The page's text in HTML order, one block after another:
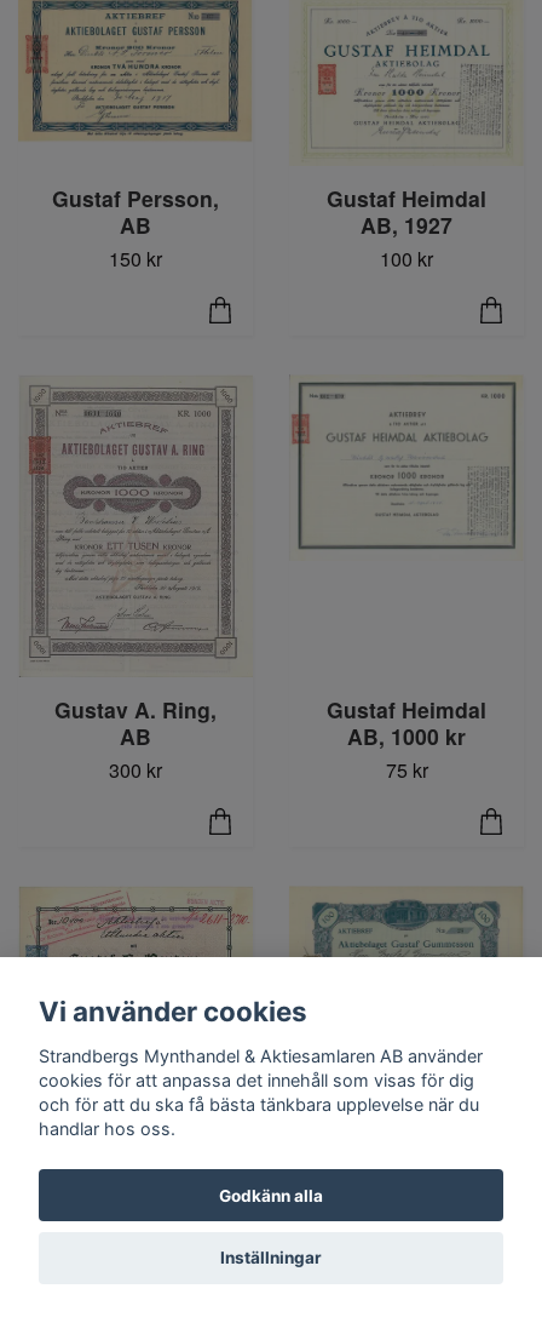
Gustaf Persson,
AB
150 kr
Gustaf Heimdal
AB, 1927
100 kr
Gustav A. Ring,
AB
300 kr
Gustaf Heimdal
AB, 1000 kr
75 kr
Gustaf E. Reuters
Gustaf
Vi använder cookies
Strandbergs Mynthandel & Aktiesamlaren AB använder
cookies för att anpassa det innehåll som visas för dig
och för att du ska få bästa tänkbara upplevelse när du
handlar hos oss.
Godkänn alla
Inställningar